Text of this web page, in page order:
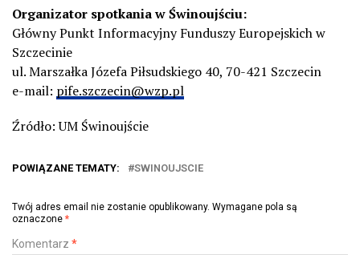
Organizator spotkania w Świnoujściu:
Główny Punkt Informacyjny Funduszy Europejskich w
Szczecinie
ul. Marszałka Józefa Piłsudskiego 40, 70-421 Szczecin
e-mail: pife.szczecin@wzp.pl
Źródło: UM Świnoujście
POWIĄZANE TEMATY: SWINOUJSCIE
Twój adres email nie zostanie opublikowany. Wymagane pola są
oznaczone *
Komentarz *